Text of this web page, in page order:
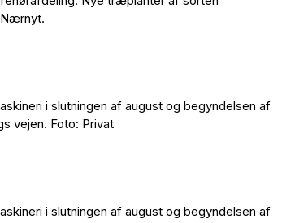
Nærnyt.
i slutningen af august og begyndelsen af
vejen. Foto: Privat
i slutningen af august og begyndelsen af